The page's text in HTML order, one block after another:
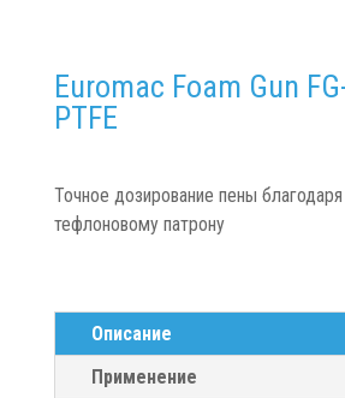
Euromac Foam Gun
PTFE
Точное дозирование пены
тефлоновому патрону
Описание
Применение